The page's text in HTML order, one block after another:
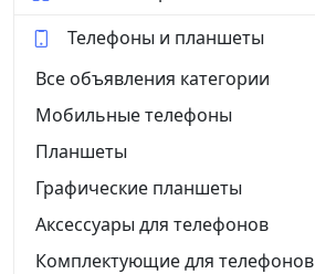
Телефоны и планшеты
Все объявления категории
Мобильные телефоны
Планшеты
Графические планшеты
Аксессуары для телефонов
Комплектующие для телефонов